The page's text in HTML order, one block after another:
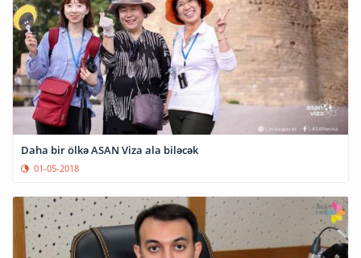
Daha bir ölkə ASAN Viza ala biləcək
01-05-2018